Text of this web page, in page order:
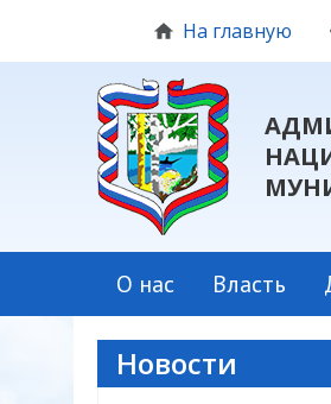
На главную
О нас Власть
Новости